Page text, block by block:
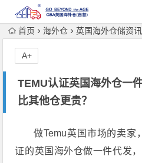
首页 海外仓 英国海外仓储资讯
TEMU认证英国海外仓一
比其他仓更贵？
A+
做Temu英国市场的卖家
证的英国海外仓做一件代发